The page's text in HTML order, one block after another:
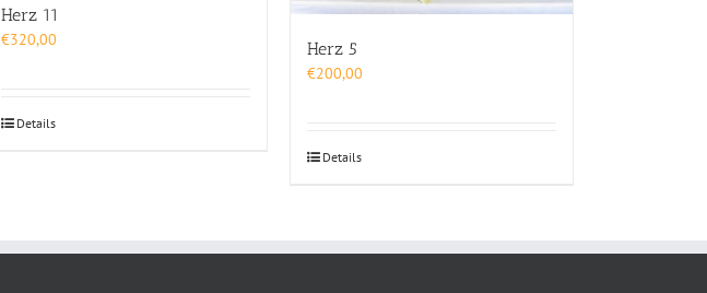
Herz 11
€320,00
Details
Herz 5
€200,00
Details